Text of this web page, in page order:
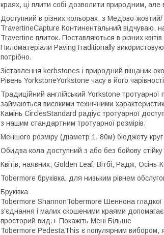
краях, ці плити собі дозволити природним,
Доступний в різних кольорах, з Медово-
TravertineCapture Континентальний відчуваю,
Travertine плиток. Поставляються в різних
Пиломатеріали PavingTraditionally
потрібно.
Зіставлення kerbstones і природний піщаник
Рівень YorkstoneYorkstone часу в його
Традиційний англійський Yorkstone
займаються високими технічними
Камінь CirclesStandard радіус тротуарної
з нашим стандартним тротуарної розмірів.
Меншого розміру (діаметр 1, 80м) бюджету круг
Обидва кола доступний з або без бойову стійку
Квітів, наявних; Golden Leaf, Вітбі, Радж,
Tobermore бруківка, для низьким рівнем
Бруківка
Tobermore ShannonTobermore Шеннона
з'єднання і малих скошеними краями допомагає
просторий вид.+ Покажіть Мені Більше
Tobermore PedestaThis є популярним вибором,